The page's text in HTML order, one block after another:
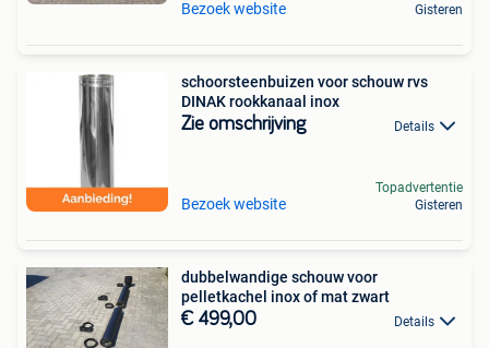
Bezoek website
Gisteren
schoorsteenbuizen voor schouw rvs
DINAK rookkanaal inox
Zie omschrijving Details
Bezoek website
Topadvertentie
Gisteren
dubbelwandige schouw voor
pelletkachel inox of mat zwart
€ 499,00 Details